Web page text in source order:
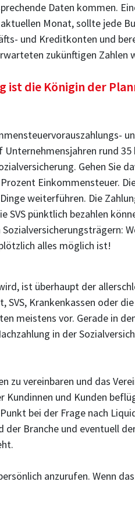
Daten kommen.
Monat, sollte jede
und Kreditkonten und
zukünftigen
ist die Königin der
rund
Gehen Sie
Einkommensteuer.
weiterführen. Die
SVS pünktlich bezahlen
alles möglich ist!
ist überhaupt der
Krankenkassen oder
meistens vor. Gerade in
in der
vereinbaren und das
und Kunden
bei der Frage nach
der Branche und eventuell
anzurufen. Wenn